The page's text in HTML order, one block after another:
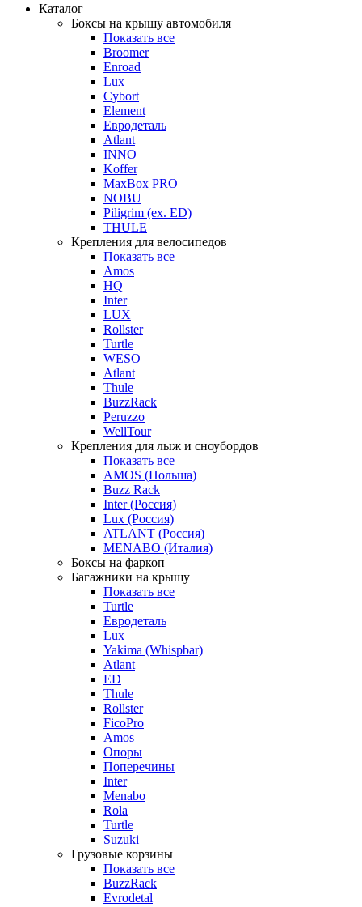
Каталог
Боксы на крышу автомобиля
Показать все
Broomer
Enroad
Lux
Cybort
Element
Евродеталь
Atlant
INNO
Koffer
MaxBox PRO
NOBU
Piligrim (ex. ED)
THULE
Крепления для велосипедов
Показать все
Amos
HQ
Inter
LUX
Rollster
Turtle
WESO
Atlant
Thule
BuzzRack
Peruzzo
WellTour
Крепления для лыж и сноубордов
Показать все
AMOS (Польша)
Buzz Rack
Inter (Россия)
Lux (Россия)
ATLANT (Россия)
MENABO (Италия)
Боксы на фаркоп
Багажники на крышу
Показать все
Turtle
Евродеталь
Lux
Yakima (Whispbar)
Atlant
ED
Thule
Rollster
FicoPro
Amos
Опоры
Поперечины
Inter
Menabo
Rola
Turtle
Suzuki
Грузовые корзины
Показать все
BuzzRack
Evrodetal